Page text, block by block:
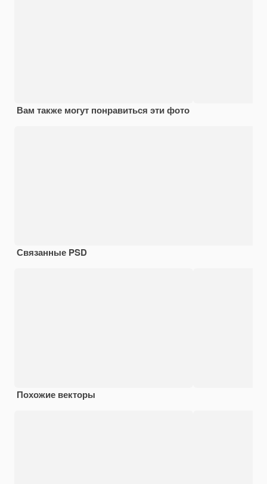
Вам также могут понравиться эти фото
Связанные PSD
Похожие векторы